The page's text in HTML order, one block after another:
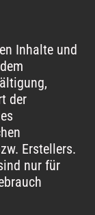
Inhalte und
der
Erstellers.
nur für